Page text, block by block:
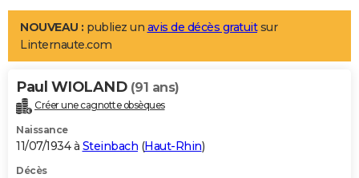
LIFESTYLE
Art de vivre
Bien-être
Loisirs
Mode
Modes de vie
Alimentation
Guide de la santé
Maladies
Médicaments
Sommeil
VOYAGE
Destinations
City break
Voyage nature
Voyage de noces
Forum
Climat
+PHOTO
GUIDES D'ACHAT
NOUVEAU : publiez un avis de décès gratuitsur
Linternaute.com
Paul WIOLAND (91 ans)
Créer une cagnotte obsèques
Naissance
11/07/1934 à Steinbach (Haut-Rhin)
Décès